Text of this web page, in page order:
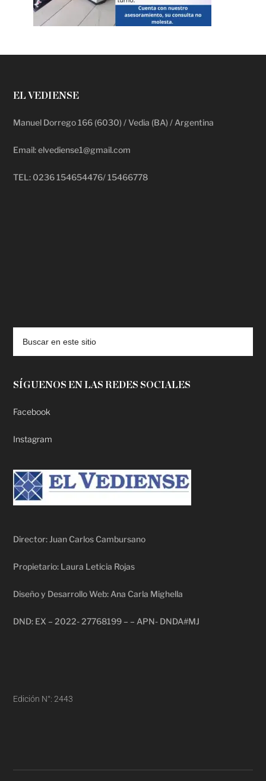
EL VEDIENSE
Manuel Dorrego 166 (6030) / Vedia (BA) / Argentina
Email: elvediense1@gmail.com
TEL: 0236 154654476/ 15466778
SÍGUENOS EN LAS REDES SOCIALES
Facebook
Instagram
Director: Juan Carlos Cambursano
Propietario: Laura Leticia Rojas
Diseño y Desarrollo Web: Ana Carla Mighella
DND: EX – 2022- 27768199 – – APN- DNDA#MJ
Edición N°: 2443